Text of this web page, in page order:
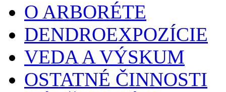
O ARBORÉTE
DENDROEXPOZÍCIE
VEDA A VÝSKUM
OSTATNÉ ČINNOSTI